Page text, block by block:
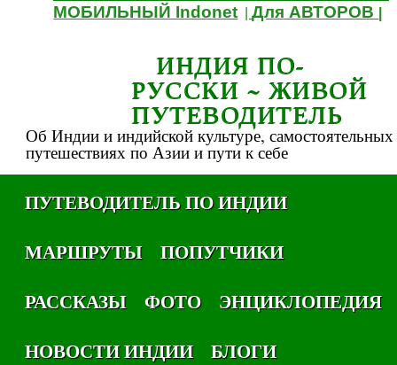
МОБИЛЬНЫЙ Indonet |Для АВТОРОВ
ИНДИЯ ПО-
РУССКИ ~ ЖИВОЙ
ПУТЕВОДИТЕЛЬ
Об Индии и индийской культуре, самостоятельных
путешествиях по Азии и пути к себе
ПУТЕВОДИТЕЛЬ ПО ИНДИИ
МАРШРУТЫ
ПОПУТЧИКИ
РАССКАЗЫ
ФОТО
ЭНЦИКЛОПЕДИЯ
НОВОСТИ ИНДИИ
БЛОГИ